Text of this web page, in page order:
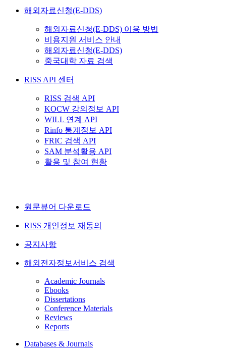
해외자료신청(E-DDS)
해외자료신청(E-DDS) 이용 방법
비용지원 서비스 안내
해외자료신청(E-DDS)
중국대학 자료 검색
RISS API 센터
RISS 검색 API
KOCW 강의정보 API
WILL 연계 API
Rinfo 통계정보 API
FRIC 검색 API
SAM 분석활용 API
활용 및 참여 현황
원문뷰어 다운로드
RISS 개인정보 재동의
공지사항
해외전자정보서비스 검색
Academic Journals
Ebooks
Dissertations
Conference Materials
Reviews
Reports
Databases & Journals